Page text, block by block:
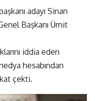
adayı Sinan
Başkanı Ümit
iddia eden
hesabından
çekti.